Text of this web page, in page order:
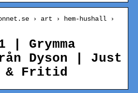
› art › hem-hushall ›
| Grymma
Dyson | Just
& Fritid